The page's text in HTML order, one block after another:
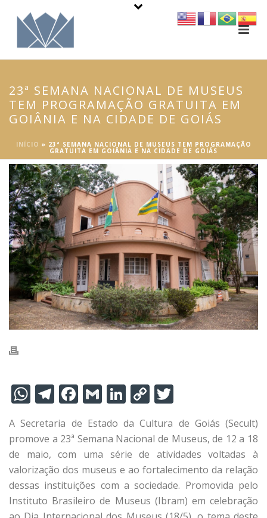
23ª SEMANA NACIONAL DE MUSEUS
TEM PROGRAMAÇÃO GRATUITA EM
GOIÂNIA E NA CIDADE DE GOIÁS
INÍCIO » 23ª SEMANA NACIONAL DE MUSEUS TEM PROGRAMAÇÃO
GRATUITA EM GOIÂNIA E NA CIDADE DE GOIÁS
W
at
s
A
p
p
T
el
e
gr
a
m
F
ac
e
b
o
o
k
G
m
ai
l
Li
n
k
e
dI
n
C
o
p
y
Li
n
k
w
itt
er
A Secretaria de Estado da Cultura de Goiás (Secult)
promove a 23ª Semana Nacional de Museus, de 12 a 18
de maio, com uma série de atividades voltadas à
valorização dos museus e ao fortalecimento da relação
dessas instituições com a sociedade. Promovida pelo
Instituto Brasileiro de Museus (Ibram) em celebração